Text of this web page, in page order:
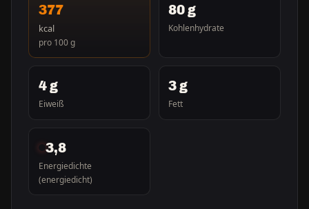
377
kcal
pro 100 g
80 g
Kohlenhydrate
4 g
Eiweiß
3 g
Fett
3,8
Energiedichte
(energiedicht)